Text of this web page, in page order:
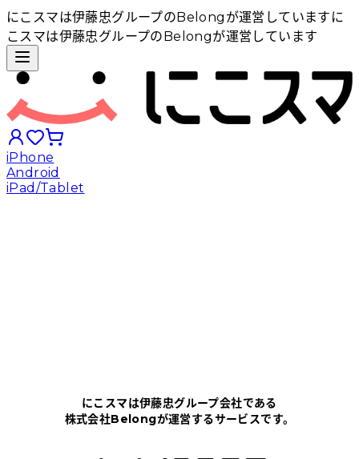
にこスマは伊藤忠グループのBelongが運営しています に
こスマは伊藤忠グループのBelongが運営しています
iPhone
Android
iPad/Tablet
にこスマについて
にこスマは伊藤忠グループ会社である
株式会社Belongが運営するサービスです。